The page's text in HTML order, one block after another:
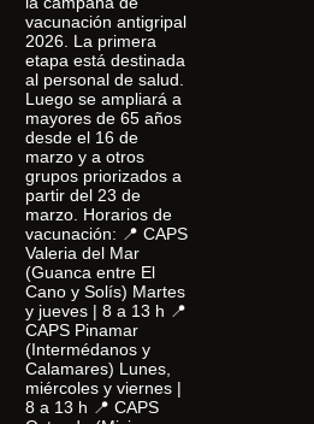
vacunación antigripal
2026. La primera
etapa está destinada
al personal de salud.
Luego se ampliará a
mayores de 65 años
desde el 16 de
marzo y a otros
grupos priorizados a
partir del 23 de
marzo. Horarios de
vacunación: 📍 CAPS
Valeria del Mar
(Guanca entre El
Cano y Solís) Martes
y jueves | 8 a 13 h 📍
CAPS Pinamar
(Intermédanos y
Calamares) Lunes,
miércoles y viernes |
8 a 13 h 📍 CAPS